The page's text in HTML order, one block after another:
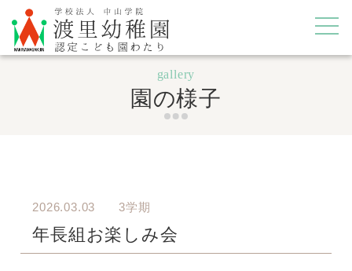
gallery
園の様子
2026.03.03 3学期
年長組お楽しみ会